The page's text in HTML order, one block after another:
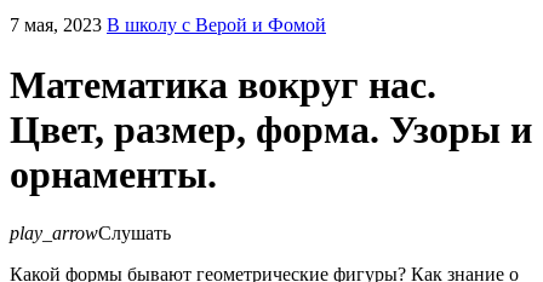
7 мая, 2023 В школу с Верой и Фомой
Математика вокруг нас.
Цвет, размер, форма. Узоры и
орнаменты.
play_arrowСлушать
Какой формы бывают геометрические фигуры? Как знание о